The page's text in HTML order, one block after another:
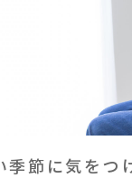
季節に気をつ